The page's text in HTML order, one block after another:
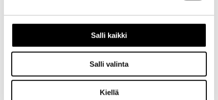
Salli kaikki
Salli valinta
Kiellä
Nimi
Sähköpostiosoite